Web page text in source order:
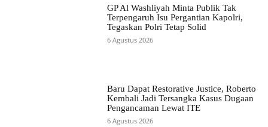
GP Al Washliyah Minta Publik Tak
Terpengaruh Isu Pergantian Kapolri,
Tegaskan Polri Tetap Solid
6 Agustus 2026
Baru Dapat Restorative Justice, Roberto
Kembali Jadi Tersangka Kasus Dugaan
Pengancaman Lewat ITE
6 Agustus 2026